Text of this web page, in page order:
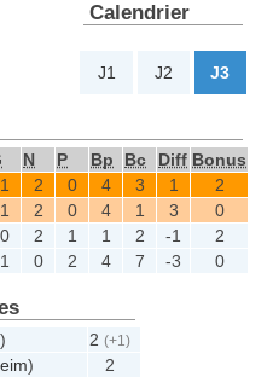
Calendrier
J1 J2 J3
N P Bp Bc Diff Bonus
1 2 0 4 3 1
2
1 2 0 4 1 3
0
0 2 1 1 2 -1
2
1 0 2 4 7 -3 0
) 2(+1)
)
2